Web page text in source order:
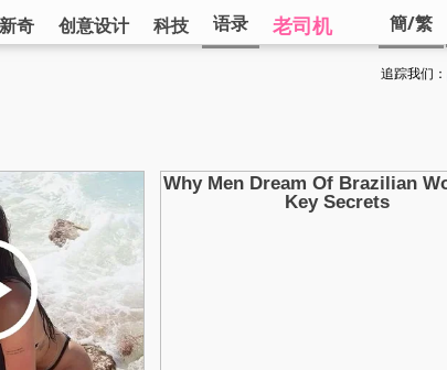
新奇 创意设计 科技 语录 老司机 簡/繁
追踪我们：